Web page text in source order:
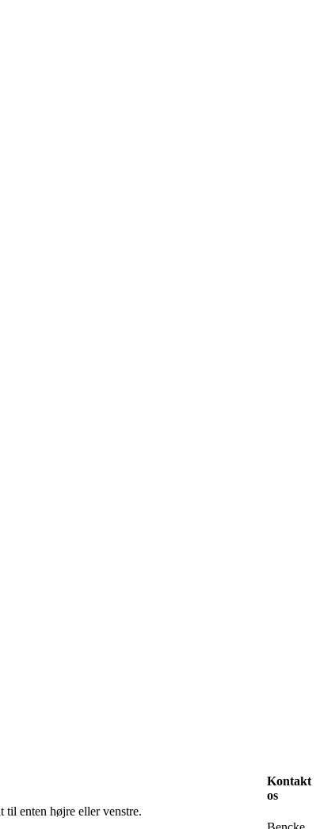
til enten højre eller venstre.
Kontakt
os